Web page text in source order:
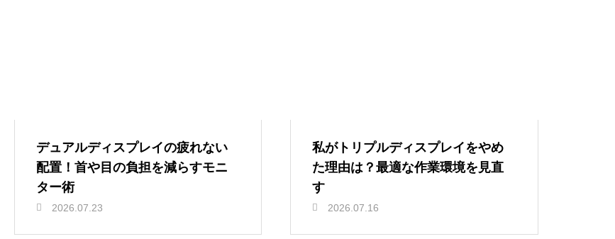
デュアルディスプレイの疲れない
配置！首や目の負担を減らすモニ
ター術
2026.07.23
私がトリプルディスプレイをやめ
た理由は？最適な作業環境を見直
す
2026.07.16